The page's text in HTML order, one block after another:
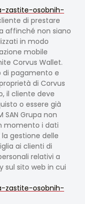
zastite-osobnih-
di prestare
affinché non siano
in modo
mobile
Corvus Wallet.
di pagamento e
di Corvus
il cliente deve
o essere già
SAN Grupa non
momento i dati
la gestione delle
ai clienti di
relativi a
sul sito web in cui
zastite-osobnih-